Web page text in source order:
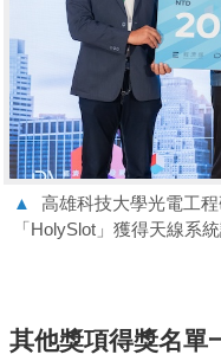
▲
高雄科技大學光電工
「HolySlot」獲得天線系
其他獎項得獎名單